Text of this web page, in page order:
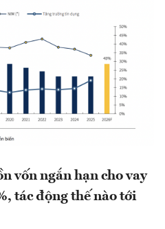
vốn ngắn hạn cho vay
tác động thế nào tới